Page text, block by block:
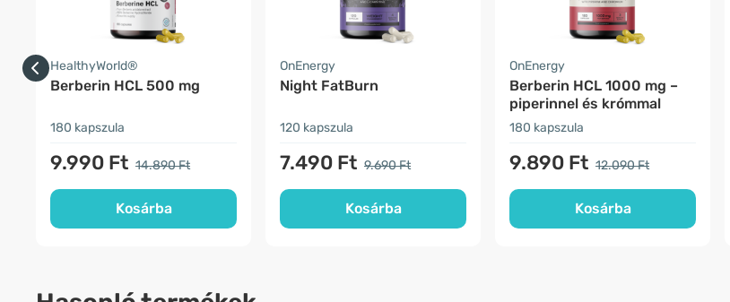
HealthyWorld®
Berberin HCL 500 mg
180 kapszula
9.990 Ft 14.890 Ft
Kosárba
OnEnergy
Night FatBurn
120 kapszula
7.490 Ft 9.690 Ft
Kosárba
OnEnergy
Berberin HCL 1000 mg –
piperinnel és krómmal
180 kapszula
9.890 Ft 12.090 Ft
Kosárba